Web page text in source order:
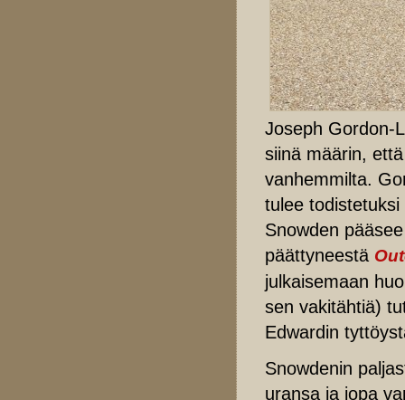
Joseph Gordon-
siinä määrin,
vanhemmilta.
tulee
Snowden
päättyneestä
julkaisemaan
sen vakitähtiä)
Edwardin
Snowdenin
uransa ja jopa